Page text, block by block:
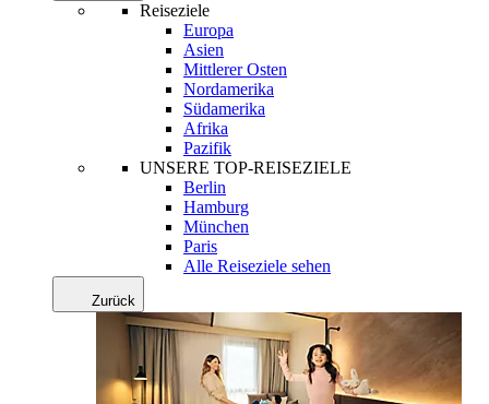
Reiseziele
Europa
Asien
Mittlerer Osten
Nordamerika
Südamerika
Afrika
Pazifik
UNSERE TOP-REISEZIELE
Berlin
Hamburg
München
Paris
Alle Reiseziele sehen
Zurück